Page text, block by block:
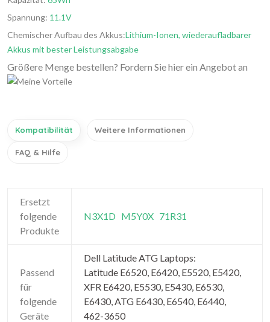
Spannung: 11.1V
Chemischer Aufbau des Akkus:Lithium-Ionen, wiederaufladbarer
Akkus mit bester Leistungsabgabe
Größere Menge bestellen? Fordern Sie hier ein Angebot an
Kompatibilität Weitere Informationen
FAQ & Hilfe
Ersetzt
folgende
Produkte
N3X1D M5Y0X 71R31
Passend
für
folgende
Geräte
Dell Latitude ATG Laptops:
Latitude E6520, E6420, E5520, E5420,
XFR E6420, E5530, E5430, E6530,
E6430, ATG E6430, E6540, E6440,
462-3650